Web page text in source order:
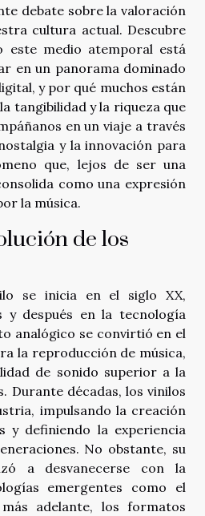
debate sobre la valoración
cultura actual. Descubre
este medio atemporal está
en un panorama dominado
y por qué muchos están
tangibilidad y la riqueza que
en un viaje a través
y la innovación para
que, lejos de ser una
como una expresión
la música.
de los
se inicia en el siglo XX,
y después en la tecnología
analógico se convirtió en el
la reproducción de música,
de sonido superior a la
Durante décadas, los vinilos
impulsando la creación
y definiendo la experiencia
No obstante, su
a desvanecerse con la
emergentes como el
adelante, los formatos